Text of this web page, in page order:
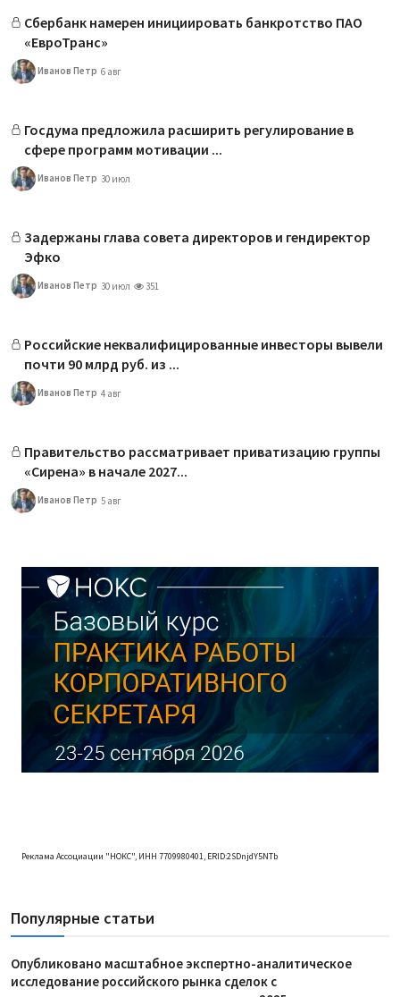
Сбербанк намерен инициировать банкротство ПАО
«ЕвроТранс»
Иванов Петр 6 авг
Госдума предложила расширить регулирование в
сфере программ мотивации ...
Иванов Петр 30 июл
Задержаны глава совета директоров и гендиректор
Эфко
Иванов Петр 30 июл 351
Российские неквалифицированные инвесторы вывели
почти 90 млрд руб. из ...
Иванов Петр 4 авг
Правительство рассматривает приватизацию группы
«Сирена» в начале 2027...
Иванов Петр 5 авг
Реклама Ассоциации "НОКС", ИНН 7709980401, ERID:2SDnjdY5NTb
Популярные статьи
Опубликовано масштабное экспертно-аналитическое
исследование российского рынка сделок с